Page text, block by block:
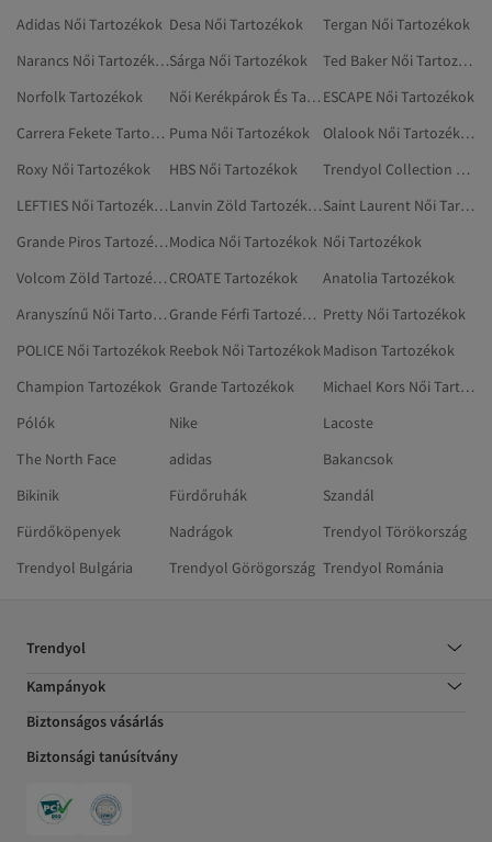
Adidas Női Tartozékok Desa Női Tartozékok
Tergan Női Tartozékok
Narancs Női TartozékokSárga Női Tartozékok
Ted Baker Női Tartozékok
Norfolk Tartozékok
Női Kerékpárok És Tartozékok ESCAPE Női Tartozékok
Carrera Fekete Tartozékok Puma Női Tartozékok
Olalook Női Tartozékok
Roxy Női Tartozékok
HBS Női Tartozékok
Trendyol Collection Narancs Tartozékok
LEFTIES Női Tartozékok
Lanvin Zöld Tartozékok
Saint Laurent Női Tartozékok
Grande Piros TartozékokModica Női Tartozékok Női Tartozékok
Volcom Zöld Tartozékok CROATE Tartozékok
Anatolia Tartozékok
Aranyszínű Női Tartozékok
Grande Férfi Tartozékok Pretty Női Tartozékok
POLICE Női Tartozékok Reebok Női TartozékokMadison Tartozékok
Champion Tartozékok Grande Tartozékok
Michael Kors Női Tartozékok
Pólók
Nike
Lacoste
The North Face
adidas
Bakancsok
Bikinik
Fürdőruhák
Szandál
Fürdőköpenyek
Nadrágok
Trendyol Törökország
Trendyol Bulgária
Trendyol Görögország Trendyol Románia
Trendyol
Kampányok
Biztonságos vásárlás
Biztonsági tanúsítvány